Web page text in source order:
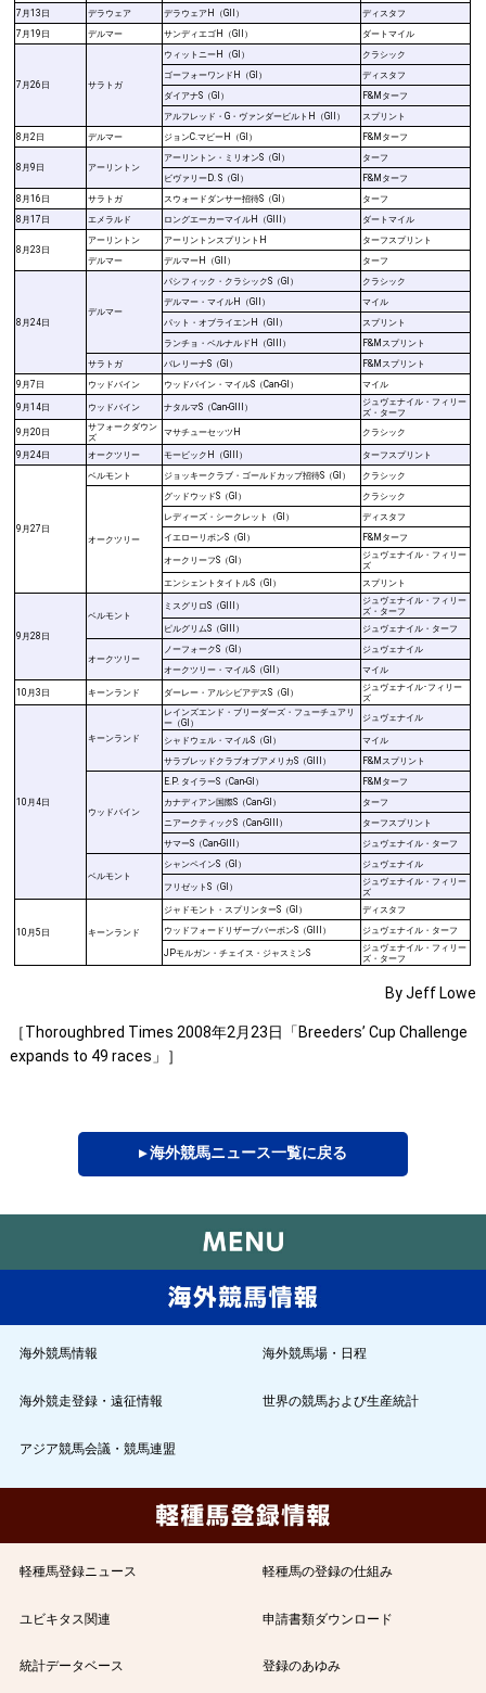
7月13日
デラウェア デラウェアH（GII）
ディスタフ
7月19日
デルマー サンディエゴH（GII） ダートマイル
7月26日 サラトガ
ウィットニーH（GI）
クラシック
ゴーフォーワンドH（GI）
ディスタフ
ダイアナS（GI）
F&Mターフ
アルフレッド・G・ヴァンダービルトH（GII）
スプリント
8月2日
デルマー ジョンC.マビーH（GI） F&Mターフ
8月9日 アーリントン
アーリントン・ミリオンS（GI）
ターフ
ビヴァリーD. S（GI）
F&Mターフ
8月16日
サラトガ スウォードダンサー招待S（GI）
ターフ
8月17日
エメラルド ロングエーカーマイルH（GIII） ダートマイル
8月23日
アーリントン アーリントンスプリントH
ターフスプリント
デルマー
デルマーH（GII） ターフ
8月24日
デルマー
パシフィック・クラシックS（GI）
クラシック
デルマー・マイルH（GII）
マイル
パット・オブライエンH（GII）
スプリント
ランチョ・ベルナルドH（GIII）
F&Mスプリント
サラトガ
バレリーナS（GI）
F&Mスプリント
9月7日
ウッドバイン ウッドバイン・マイルS（Can-GI） マイル
9月14日 ウッドバイン ナタルマS（Can-GIII）
ジュヴェナイル・フィリー
ズ・ターフ
9月20日
サフォークダウン
ズ
マサチューセッツH クラシック
9月24日 オークツリー モービックH（GIII） ターフスプリント
9月27日
ベルモント ジョッキークラブ・ゴールドカップ招待S（GI） クラシック
オークツリー
グッドウッドS（GI）
クラシック
レディーズ・シークレット（GI）
ディスタフ
イエローリボンS（GI）
F&Mターフ
オークリーフS（GI）
ジュヴェナイル・フィリー
ズ
エンシェントタイトルS（GI）
スプリント
9月28日
ベルモント
ミスグリロS（GIII）
ジュヴェナイル・フィリー
ズ・ターフ
ピルグリムS（GIII）
ジュヴェナイル・ターフ
オークツリー
ノーフォークS（GI）
ジュヴェナイル
オークツリー・マイルS（GII）
マイル
10月3日 キーンランド ダーレー・アルシビアデスS（GI）
ジュヴェナイル･フィリー
ズ
10月4日
キーンランド
レインズエンド・ブリーダーズ・フューチュアリ
ー（GI）
ジュヴェナイル
シャドウェル・マイルS（GI）
マイル
サラブレッドクラブオブアメリカS（GIII）
F&Mスプリント
ウッドバイン
E.P. タイラーS（Can-GI）
F&Mターフ
カナディアン国際S（Can-GI）
ターフ
ニアークティックS（Can-GIII）
ターフスプリント
サマーS（Can-GIII）
ジュヴェナイル・ターフ
ベルモント
シャンペインS（GI） ジュヴェナイル
フリゼットS（GI）
ジュヴェナイル・フィリー
ズ
10月5日 キーンランド
ジャドモント・スプリンターS（GI）
ディスタフ
ウッドフォードリザーブバーボンS（GIII）
ジュヴェナイル・ターフ
JPモルガン・チェイス・ジャスミンS
ジュヴェナイル・フィリー
ズ・ターフ
By Jeff Lowe
［Thoroughbred Times 2008年2月23日「Breeders’ Cup Challenge
expands to 49 races」］
▸ 海外競馬ニュース一覧に戻る
海外競馬情報 海外競馬場・日程
海外競走登録・遠征情報 世界の競馬および生産統計
アジア競馬会議・競馬連盟
軽種馬登録ニュース 軽種馬の登録の仕組み
ユビキタス関連 申請書類ダウンロード
統計データベース 登録のあゆみ